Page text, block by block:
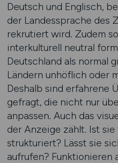
Deutsch und Englisch,
der Landessprache des
rekrutiert wird. Zudem
interkulturell neutral
Deutschland als normal
Ländern unhöflich oder
Deshalb sind erfahrene
gefragt, die nicht nur
anpassen. Auch das
der Anzeige zählt. Ist
strukturiert? Lässt sie
aufrufen? Funktionieren